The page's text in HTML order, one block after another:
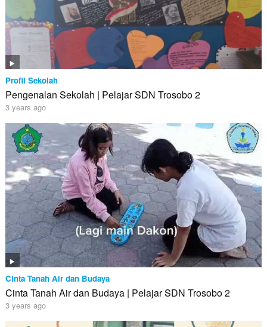
Profil Sekolah
Pengenalan Sekolah | Pelajar SDN Trosobo 2
3 years ago
Cinta Tanah Air dan Budaya
Cinta Tanah Air dan Budaya | Pelajar SDN Trosobo 2
3 years ago